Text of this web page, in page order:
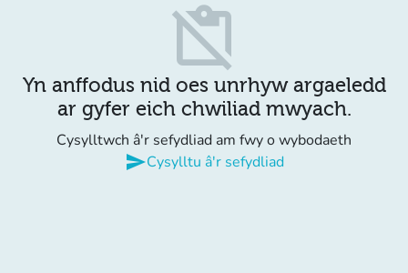
content_paste_off
Yn anffodus nid oes unrhyw argaeledd
ar gyfer eich chwiliad mwyach.
Cysylltwch â'r sefydliad am fwy o wybodaeth
sendCysylltu â'r sefydliad